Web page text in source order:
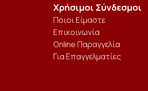
Χρήσιμοι Σύνδεσμοι
Ποιοι Είμαστε
Επικοινωνία
Online Παραγγελία
Για Επαγγελματίες